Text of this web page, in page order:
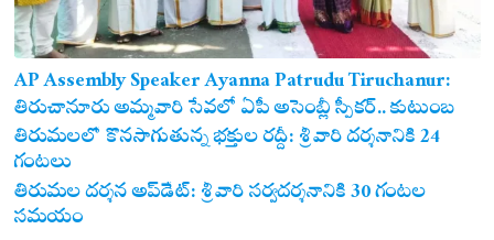
AP Assembly Speaker Ayanna Patrudu Tiruchanur:
తిరుచానూరు అమ్మవారి సేవలో ఏపీ అసెంబ్లీ స్పీకర్.. కుటుంబ
సమేతంగా దర్శించుకున్న అయ్యన్నపాత్రుడు!
తిరుమలలో కొనసాగుతున్న భక్తుల రద్దీ: శ్రీవారి దర్శనానికి 24
గంటలు
తిరుమల దర్శన అప్‌డేట్: శ్రీవారి సర్వదర్శనానికి 30 గంటల
సమయం